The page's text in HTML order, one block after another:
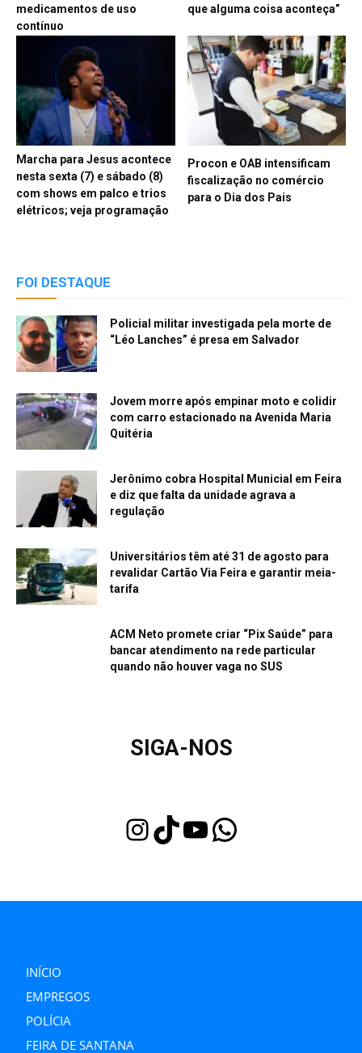
medicamentos de uso
contínuo
que alguma coisa aconteça”
Marcha para Jesus acontece
nesta sexta (7) e sábado (8)
com shows em palco e trios
elétricos; veja programação
Procon e OAB intensificam
fiscalização no comércio
para o Dia dos Pais
FOI DESTAQUE
Policial militar investigada pela morte de
“Léo Lanches” é presa em Salvador
Jovem morre após empinar moto e colidir
com carro estacionado na Avenida Maria
Quitéria
Jerônimo cobra Hospital Municial em Feira
e diz que falta da unidade agrava a
regulação
Universitários têm até 31 de agosto para
revalidar Cartão Via Feira e garantir meia-
tarifa
ACM Neto promete criar “Pix Saúde” para
bancar atendimento na rede particular
quando não houver vaga no SUS
SIGA-NOS
InstagramTikTok Youtube WhatsApp
INÍCIO
EMPREGOS
POLÍCIA
FEIRA DE SANTANA